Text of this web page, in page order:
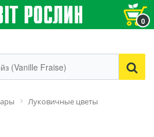
0
Луковичные цветы